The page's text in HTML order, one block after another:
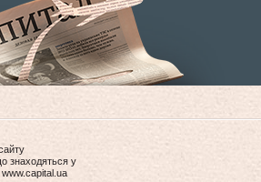
знаходяться у
www.capital.ua